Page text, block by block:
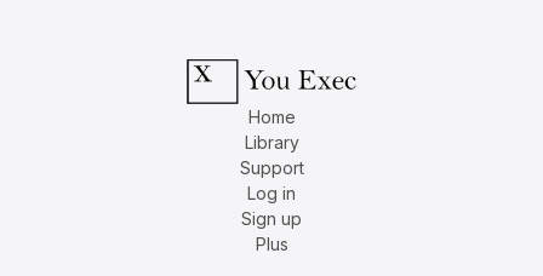
Home
Library
Support
Log in
Sign up
Plus